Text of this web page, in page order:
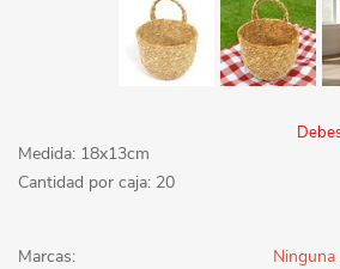
Medida: 18x13cm
Cantidad por caja: 20
Marcas: Ninguna